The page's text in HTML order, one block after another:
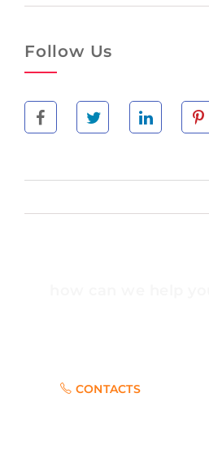
Follow Us
CONTACTS